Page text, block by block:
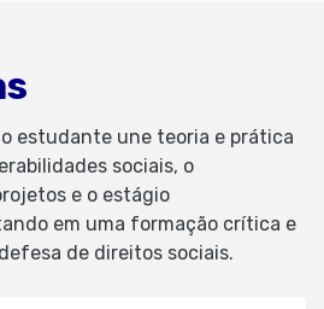
estudante une teoria e prática
sociais, o
e o estágio
em uma formação crítica e
de direitos sociais.